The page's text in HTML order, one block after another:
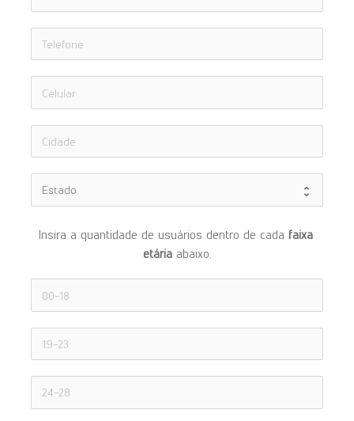
Insira a quantidade de usuários dentro de cada faixa
etária abaixo.